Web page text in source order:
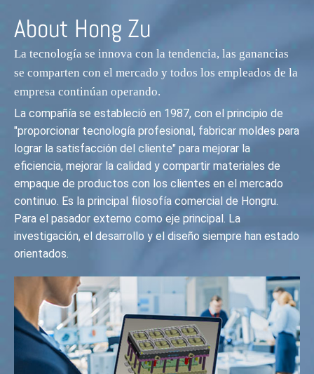
About Hong Zu
La tecnología se innova con la tendencia, las ganancias
se comparten con el mercado y todos los empleados de la
empresa continúan operando.
La compañía se estableció en 1987, con el principio de
"proporcionar tecnología profesional, fabricar moldes para
lograr la satisfacción del cliente" para mejorar la
eficiencia, mejorar la calidad y compartir materiales de
empaque de productos con los clientes en el mercado
continuo. Es la principal filosofía comercial de Hongru.
Para el pasador externo como eje principal. La
investigación, el desarrollo y el diseño siempre han estado
orientados.